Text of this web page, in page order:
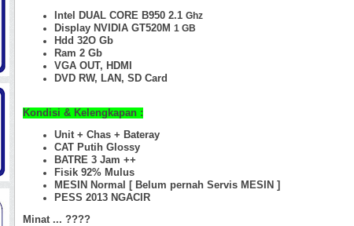
Intel DUAL CORE B950 2.1 Ghz
Display NVIDIA GT520M 1 GB
Hdd 32O Gb
Ram 2 Gb
VGA OUT, HDMI
DVD RW, LAN, SD Card
Kondisi & Kelengkapan :
Unit + Chas + Bateray
CAT Putih Glossy
BATRE 3 Jam ++
Fisik 92% Mulus
MESIN Normal [ Belum pernah Servis MESIN ]
PESS 2013 NGACIR
Minat ... ????